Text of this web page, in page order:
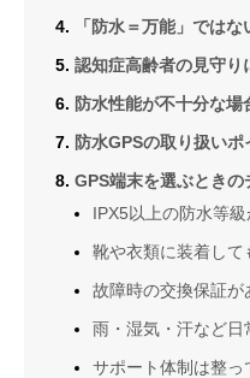
「防水＝万能」ではな
認知症高齢者の見守り
防水性能が不十分な場
防水GPSの取り扱いポ
GPS端末を選ぶときの
IPX5以上の防水等
靴や衣類に装着し
故障時の交換保証が
雨・湿気・汗など
サポート体制は整っ